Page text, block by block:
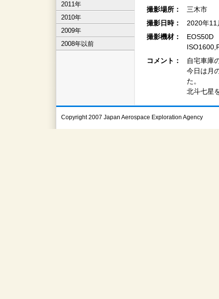
2011年
2010年
2009年
2008年以前
撮影場所：
三木市
撮影日時：
2020年
撮影機材：
EOS50D
コメント：
自宅車庫
今日は月
た。
北斗七星
Copyright 2007 Japan Aerospace Exploration Agency